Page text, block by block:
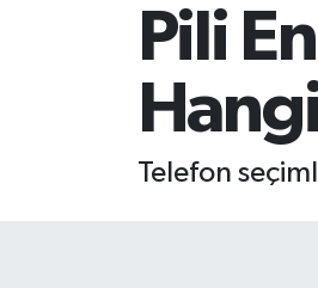
Pili
Telefon
EKONOMİ